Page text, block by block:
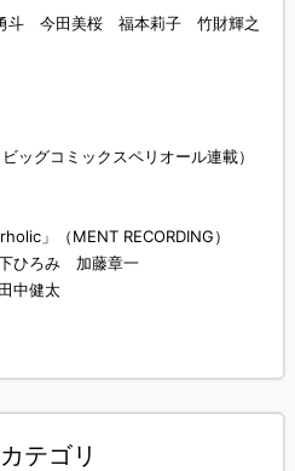
斗 今田美桜 福本莉子 竹財輝之
ッグコミックスペリオール連載）
」（MENT RECORDING）
ひろみ 加藤章一
中健太
テゴリ